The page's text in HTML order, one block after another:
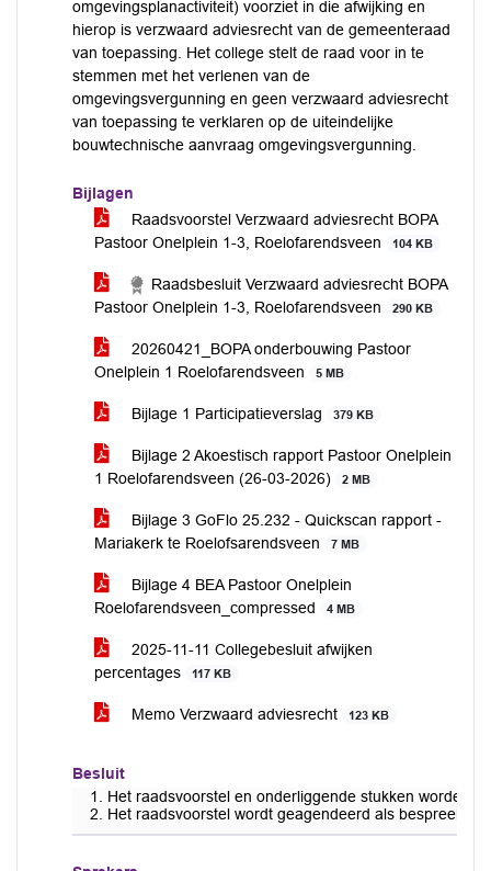
omgevingsplanactiviteit) voorziet in die afwijking en
hierop is verzwaard adviesrecht van de gemeenteraad
van toepassing. Het college stelt de raad voor in te
stemmen met het verlenen van de
omgevingsvergunning en geen verzwaard adviesrecht
van toepassing te verklaren op de uiteindelijke
bouwtechnische aanvraag omgevingsvergunning.
Bijlagen
Raadsvoorstel Verzwaard adviesrecht BOPA
Pastoor Onelplein 1-3, Roelofarendsveen
104 KB
Raadsbesluit Verzwaard adviesrecht BOPA
Pastoor Onelplein 1-3, Roelofarendsveen
290 KB
20260421_BOPA onderbouwing Pastoor
Onelplein 1 Roelofarendsveen
5 MB
Bijlage 1 Participatieverslag 379 KB
Bijlage 2 Akoestisch rapport Pastoor Onelplein
1 Roelofarendsveen (26-03-2026)
2 MB
Bijlage 3 GoFlo 25.232 - Quickscan rapport -
Mariakerk te Roelofsarendsveen
7 MB
Bijlage 4 BEA Pastoor Onelplein
Roelofarendsveen_compressed
4 MB
2025-11-11 Collegebesluit afwijken
percentages
117 KB
Memo Verzwaard adviesrecht 123 KB
Besluit
Het raadsvoorstel en onderliggende stukken worden
Het raadsvoorstel wordt geagendeerd als